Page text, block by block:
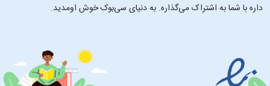
داره با شما به اشتراک می‌گذاره. به دنیای سی‌بوک خوش اومدید.